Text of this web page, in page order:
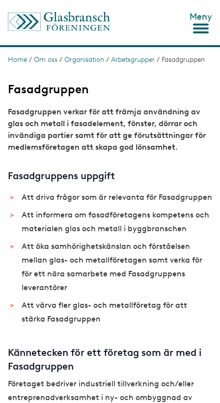
Meny
B
e
a
d
c
r
m
b
Home / Om oss / Organisation / Arbetsgrupper / Fasadgruppen
Fasadgruppen
Fasadgruppen verkar för att främja användning av
glas och metall i fasadelement, fönster, dörrar och
invändiga partier samt för att ge förutsättningar för
medlemsföretagen att skapa god lönsamhet.
Fasadgruppens uppgift
Att driva frågor som är relevanta för Fasadgruppen
Att informera om fasadföretagens kompetens och
materialen glas och metall i byggbranschen
Att öka samhörighetskänslan och förståelsen
mellan glas- och metallföretagen samt verka för
för ett nära samarbete med Fasadgruppens
leverantörer
Att värva fler glas- och metallföretag för att
stärka Fasadgruppen
Kännetecken för ett företag som är med i
Fasadgruppen
Företaget bedriver industriell tillverkning och/eller
entreprenadverksamhet i ny- och ombyggnad av